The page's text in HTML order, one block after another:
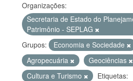
Organizações:
Secretaria de Estado do
Patrimônio - SEPLAG
Grupos:
Economia e Sociedade
Agropecuária
Geociências
Cultura e Turismo
Etiquetas: